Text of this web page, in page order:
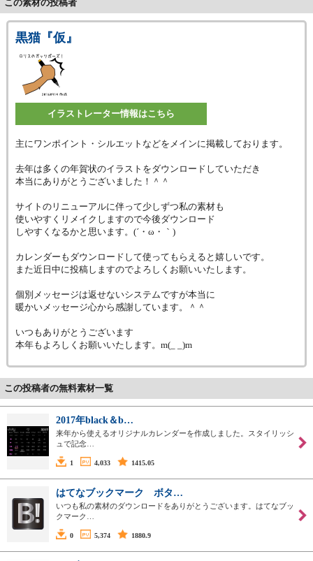
この素材の投稿者
黒猫『仮』
イラストレーター情報はこちら
主にワンポイント・シルエットなどをメインに掲載しております。
去年は多くの年賀状のイラストをダウンロードしていただき
本当にありがとうございました！＾＾
サイトのリニューアルに伴って少しずつ私の素材も
使いやすくリメイクしますので今後ダウンロード
しやすくなるかと思います。(´・ω・｀)
カレンダーもダウンロードして使ってもらえると嬉しいです。
また近日中に投稿しますのでよろしくお願いいたします。
個別メッセージは返せないシステムですが本当に
暖かいメッセージ心から感謝しています。＾＾
いつもありがとうございます
本年もよろしくお願いいたします。m(_ _)m
この投稿者の無料素材一覧
2017年black＆b…
来年から使えるオリジナルカレンダーを作成しました。スタイリッシ
ュで記念…
1 4,033 1415.05
はてなブックマーク ボタ…
いつも私の素材のダウンロードをありがとうございます。はてなブッ
クマーク…
0 5,374 1880.9